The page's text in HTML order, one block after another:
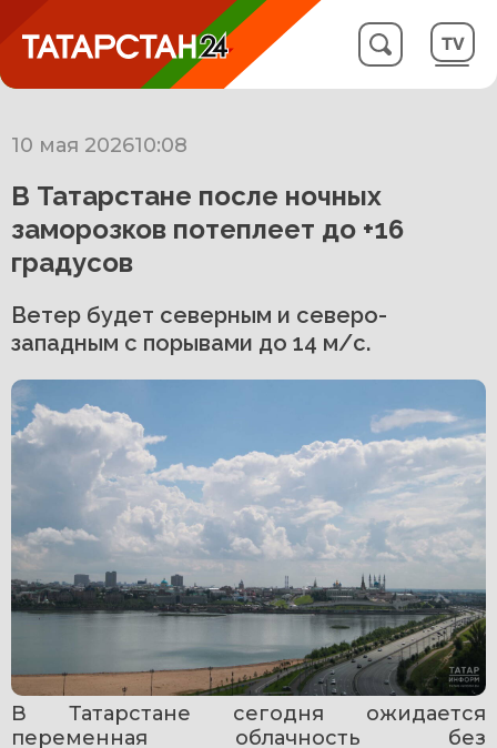
10 мая 202610:08
В Татарстане после ночных
заморозков потеплеет до +16
градусов
Ветер будет северным и северо-
западным с порывами до 14 м/с.
В Татарстане сегодня ожидается
переменная облачность без